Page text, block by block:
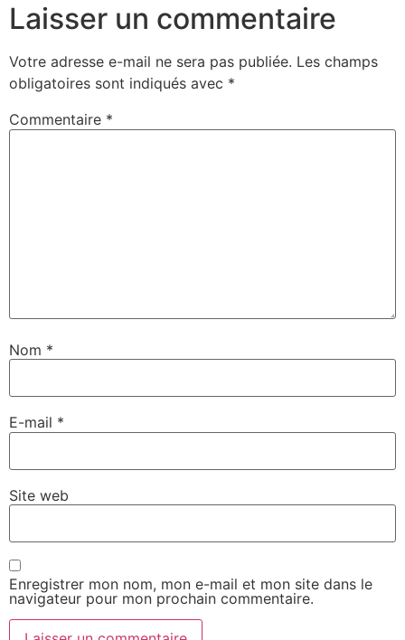
Laisser un commentaire
Votre adresse e-mail ne sera pas publiée. Les champs
obligatoires sont indiqués avec *
Commentaire *
Nom *
E-mail *
Site web
Enregistrer mon nom, mon e-mail et mon site dans le
navigateur pour mon prochain commentaire.